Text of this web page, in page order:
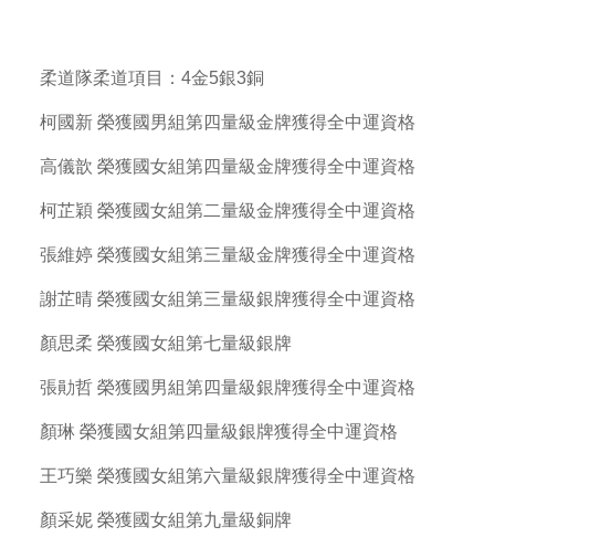
柔道隊柔道項目：4金5銀3銅
柯國新 榮獲國男組第四量級金牌獲得全中運資格
高儀歆 榮獲國女組第四量級金牌獲得全中運資格
柯芷穎 榮獲國女組第二量級金牌獲得全中運資格
張維婷 榮獲國女組第三量級金牌獲得全中運資格
謝芷晴 榮獲國女組第三量級銀牌獲得全中運資格
顏思柔 榮獲國女組第七量級銀牌
張勛哲 榮獲國男組第四量級銀牌獲得全中運資格
顏琳 榮獲國女組第四量級銀牌獲得全中運資格
王巧樂 榮獲國女組第六量級銀牌獲得全中運資格
顏采妮 榮獲國女組第九量級銅牌